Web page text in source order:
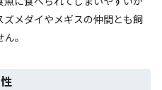
メダイやメギスの仲間とも飼
。